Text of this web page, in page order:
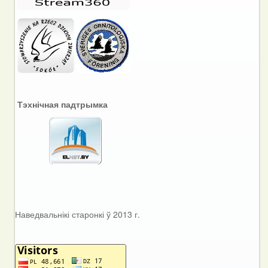
Тэхнічная падтрымка
Наведвальнікі старонкі ў 2013 г.